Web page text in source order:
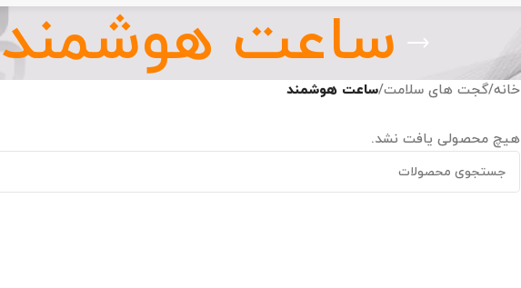
ساعت هوشمند
خانه/گجت های سلامت/ساعت هوشمند
هیچ محصولی یافت نشد.